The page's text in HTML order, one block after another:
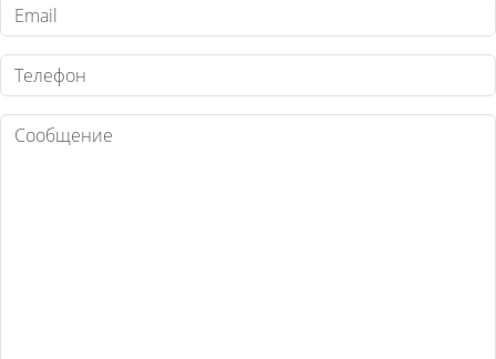
Email
Телефон
Текст